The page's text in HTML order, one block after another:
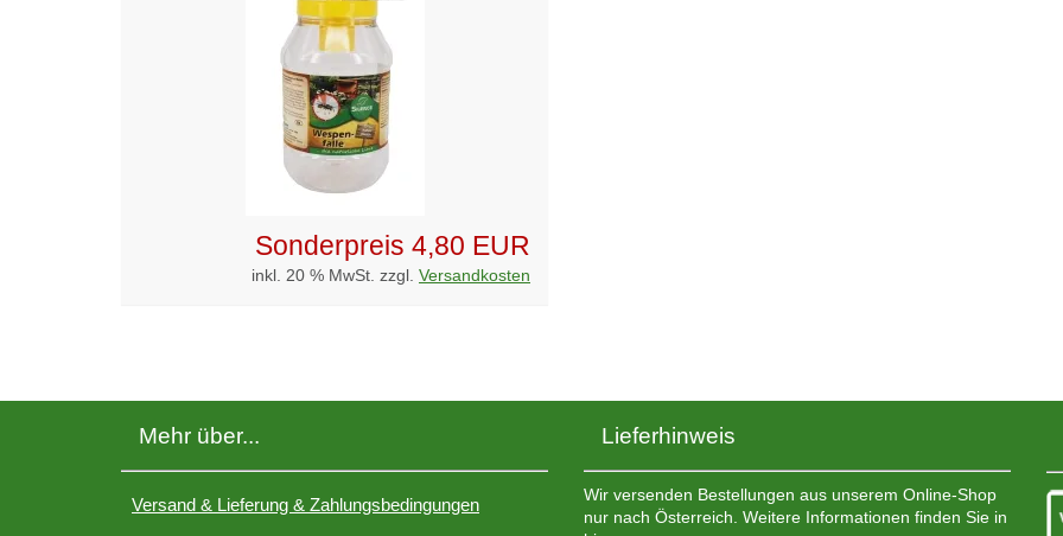
Sonderpreis 4,80 EUR
inkl. 20 % MwSt. zzgl. Versandkosten
Mehr über...
Versand & Lieferung & Zahlungsbedingungen
Lieferhinweis
Wir versenden Bestellungen aus unserem Online-Shop
nur nach Österreich. Weitere Informationen finden Sie in